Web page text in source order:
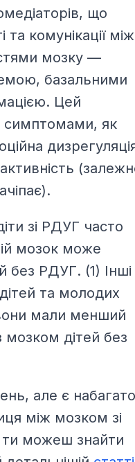
що
комунікації між
мозку —
базальними
Цей
симптомами, як
зі РДУГ часто
мозок може
без РДУГ. (1) Інші
та молодих
мали менший
мозком дітей без
але є набагато
між мозком зі
можеш знайти